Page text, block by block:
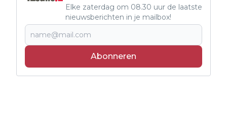
Elke zaterdag om 08.30 uur de laatste
nieuwsberichten in je mailbox!
Abonneren